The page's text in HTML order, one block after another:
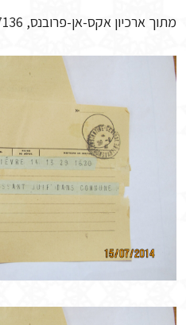
מתוך ארכיון אקס-אן-פרובנס, 933G4 IMG_7136.